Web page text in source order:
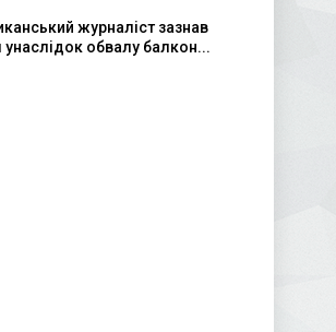
журналіст зазнав
унаслідок обвалу балкон...